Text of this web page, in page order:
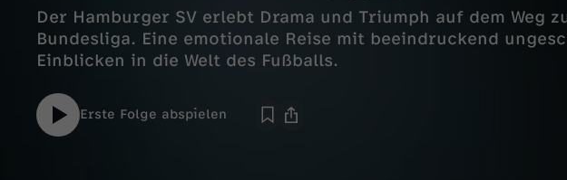
Der Hamburger SV erlebt Drama und Triumph auf dem Weg
Bundesliga. Eine emotionale Reise mit beeindruckend
Einblicken in die Welt des Fußballs.
Erste Folge abspielen